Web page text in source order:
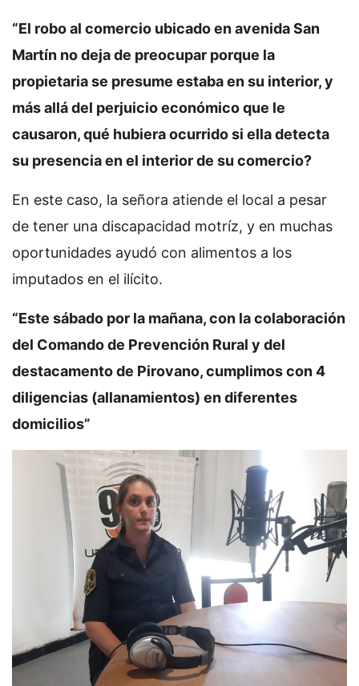
“El robo al comercio ubicado en avenida San
Martín no deja de preocupar porque la
propietaria se presume estaba en su interior, y
más allá del perjuicio económico que le
causaron, qué hubiera ocurrido si ella detecta
su presencia en el interior de su comercio?
En este caso, la señora atiende el local a pesar
de tener una discapacidad motríz, y en muchas
oportunidades ayudó con alimentos a los
imputados en el ilícito.
“Este sábado por la mañana, con la colaboración
del Comando de Prevención Rural y del
destacamento de Pirovano, cumplimos con 4
diligencias (allanamientos) en diferentes
domicilios”